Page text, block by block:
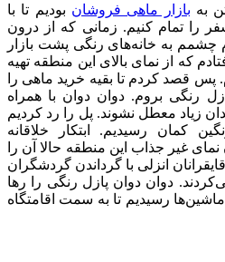
به بازار ماهی فروشان بودیم تا با
را تمام کنیم. زمانی که از درون
چشمم به خانه‌های رنگی پشت بازار
که از نمای بالای این منطقه تهیه
پس قصد کردم تا بقیه خرید ماهی را
رنگی بروم. دوان دوان با همراه
زیاد معطل نشوند. پل را رد کردیم
کمان رسیدیم. ابتکار خلاقانه
غیر جذاب این منطقه حالا آن را
انزلی با گرداندن گردشگران
دوان دوان پازل رنگی را رها
رسیدیم تا به سمت اقامتگاه